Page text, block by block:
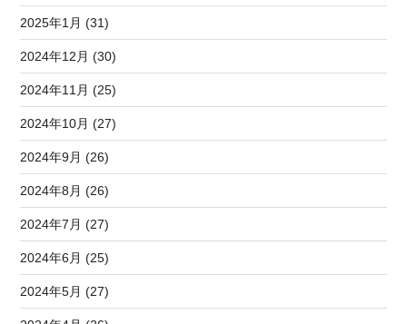
2025年1月 (31)
2024年12月 (30)
2024年11月 (25)
2024年10月 (27)
2024年9月 (26)
2024年8月 (26)
2024年7月 (27)
2024年6月 (25)
2024年5月 (27)